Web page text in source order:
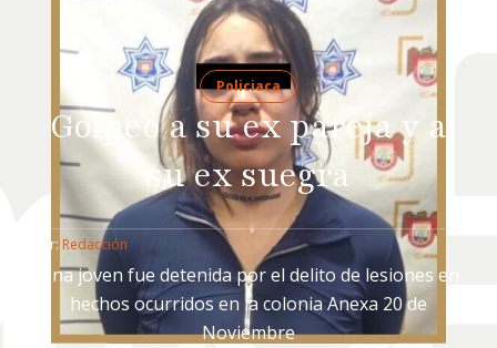
Policiaca
Golpeó a su ex pareja y a
su ex suegra
Por: Redacción
Una joven fue detenida por el delito de lesiones en
hechos ocurridos en la colonia Anexa 20 de
Noviembre